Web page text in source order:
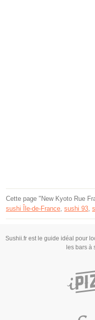
Cette page "New Kyoto Rue
sushi Île-de-France, sushi 93,
Sushii.fr est le guide idéal pour
les bars à